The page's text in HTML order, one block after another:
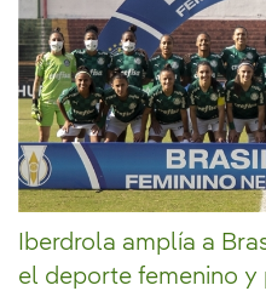
Iberdrola amplía a
el deporte femenino y